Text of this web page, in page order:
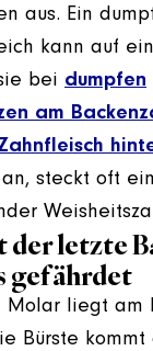
aus. Ein
kann auf
bei dumpfen
am
an, steckt oft ein
der letzte
gefährdet
Molar liegt am
Bürste kommt